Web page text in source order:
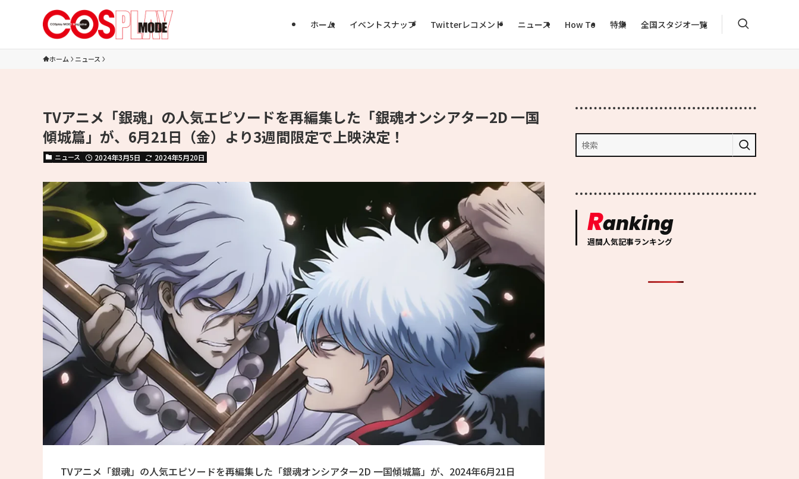
ホーム イベントスナップ Twitterレコメンド ニュース How To 特集 全国スタジオ一覧
ホーム ニュース
TVアニメ「銀魂」の人気エピソードを再編集した「銀魂オンシアター2D 一国
傾城篇」が、6月21日（金）より3週間限定で上映決定！
ニュース 2024年3月5日 2024年5月20日
TVアニメ「銀魂」の人気エピソードを再編集した「銀魂オンシアター2D 一国傾城篇」が、2024年6月21日
Ranking
週間人気記事ランキング